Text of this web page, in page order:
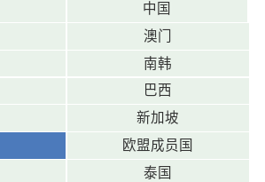
中国
澳门
南韩
巴西
新加坡
欧盟成员国
泰国